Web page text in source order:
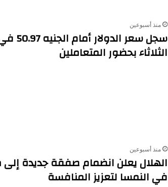
منذ أسبوعين
سجل
الثلاثاء بحضور المتعاملين
منذ أسبوعين
الهلال يعلن انضمام صفقة جديدة إلى
في النمسا لتعزيز المنافسة